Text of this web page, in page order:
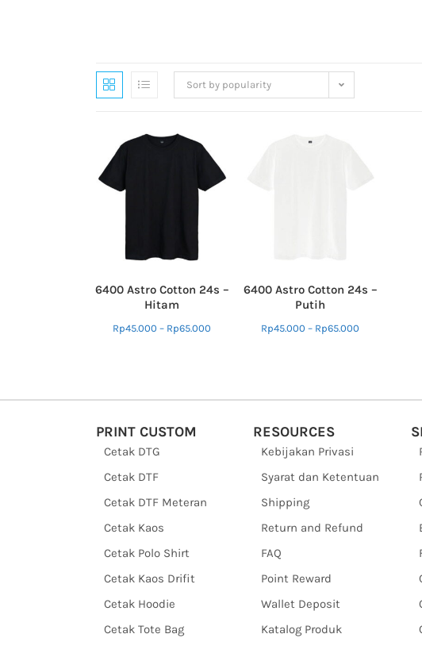
Sort by popularity
6400 Astro Cotton 24s –
Hitam
Rp45.000 – Rp65.000
6400 Astro Cotton 24s –
Putih
Rp45.000 – Rp65.000
PRINT CUSTOM RESOURCES
Cetak DTG
Cetak DTF
Cetak DTF Meteran
Cetak Kaos
Cetak Polo Shirt
Cetak Kaos Drifit
Cetak Hoodie
Cetak Tote Bag
Kebijakan Privasi
Syarat dan Ketentuan
Shipping
Return and Refund
FAQ
Point Reward
Wallet Deposit
Katalog Produk